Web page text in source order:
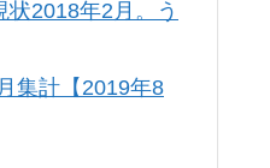
状2018年2月。う
集計【2019年8